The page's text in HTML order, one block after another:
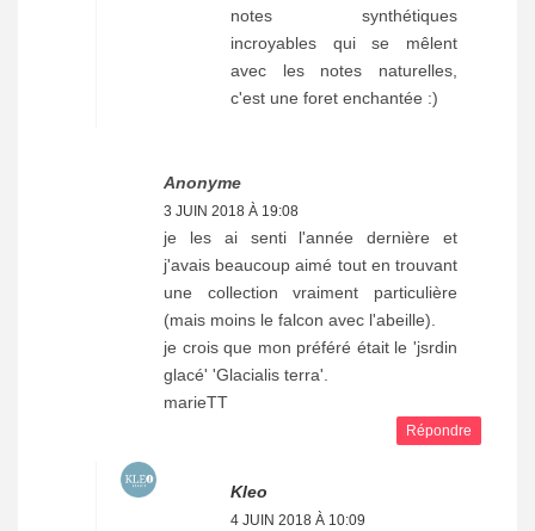
notes synthétiques
incroyables qui se mêlent
avec les notes naturelles,
c'est une foret enchantée :)
Anonyme
3 JUIN 2018 À 19:08
je les ai senti l'année dernière et
j'avais beaucoup aimé tout en trouvant
une collection vraiment particulière
(mais moins le falcon avec l'abeille).
je crois que mon préféré était le 'jsrdin
glacé' 'Glacialis terra'.
marieTT
Répondre
Kleo
4 JUIN 2018 À 10:09